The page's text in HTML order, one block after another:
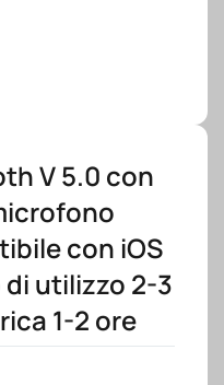
V 5.0 con
con iOS
di utilizzo 2-3
1-2 ore